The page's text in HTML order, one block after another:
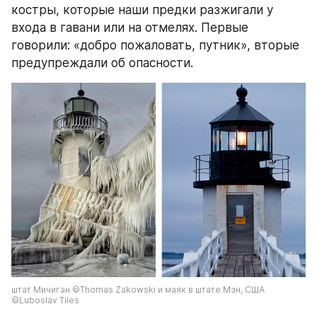
костры, которые наши предки разжигали у
входа в гавани или на отмелях. Первые
говорили: «добро пожаловать, путник», вторые
предупреждали об опасности.
штат Мичиган ©Thomas Zakowski и маяк в штате Мэн, США
©Luboslav Tiles